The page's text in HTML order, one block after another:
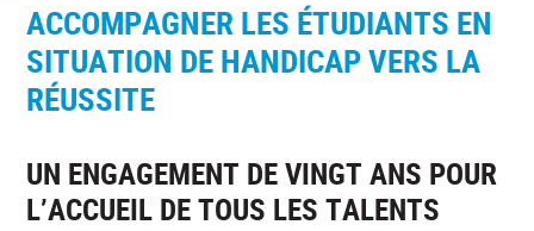
ACCOMPAGNER LES ÉTUDIANTS EN
SITUATION DE HANDICAP VERS LA
RÉUSSITE
UN ENGAGEMENT DE VINGT ANS POUR
L’ACCUEIL DE TOUS LES TALENTS